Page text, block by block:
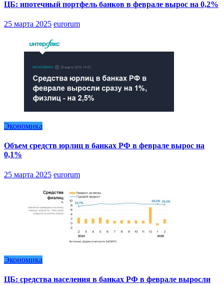
ЦБ: ипотечный портфель банков в феврале вырос на 0,2%
25 марта 2025 eurorum
Экономика
Объем средств юрлиц в банках РФ в феврале вырос на
0,1%
25 марта 2025 eurorum
Экономика
ЦБ: средства населения в банках РФ в феврале выросли